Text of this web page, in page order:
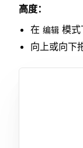
高度：
在 编辑 模式
向上或向下